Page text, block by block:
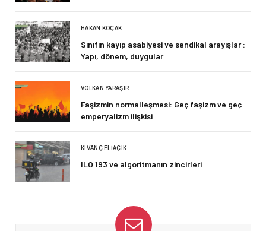
HAKAN KOÇAK
Sınıfın kayıp asabiyesi ve sendikal arayışlar :
Yapı, dönem, duygular
VOLKAN YARAŞIR
Faşizmin normalleşmesi: Geç faşizm ve geç
emperyalizm ilişkisi
KIVANÇ ELIAÇIK
ILO 193 ve algoritmanın zincirleri